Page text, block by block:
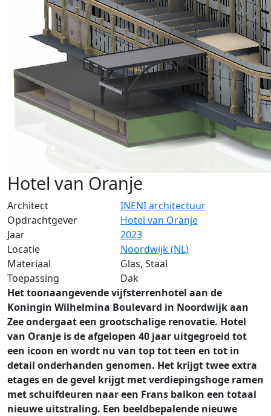
Hotel van Oranje
Architect
INENI architectuur
Opdrachtgever
Hotel van Oranje
Jaar
2023
Locatie
Noordwijk (NL)
Materiaal
Glas, Staal
Toepassing
Dak
Het toonaangevende vijfsterrenhotel aan de
Koningin Wilhelmina Boulevard in Noordwijk aan
Zee ondergaat een grootschalige renovatie. Hotel
van Oranje is de afgelopen 40 jaar uitgegroeid tot
een icoon en wordt nu van top tot teen en tot in
detail onderhanden genomen. Het krijgt twee extra
etages en de gevel krijgt met verdiepingshoge ramen
met schuifdeuren naar een Frans balkon een totaal
nieuwe uitstraling. Een beeldbepalende nieuwe